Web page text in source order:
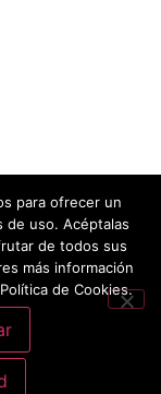
para ofrecer un
de uso. Acéptalas
de todos sus
más información
de Cookies.